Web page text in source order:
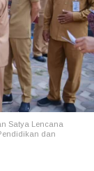
Satya Lencana
dan